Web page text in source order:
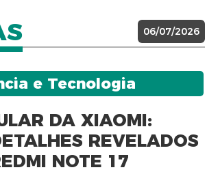
06/07/2026
e Tecnologia
DA XIAOMI:
REVELADOS
NOTE 17